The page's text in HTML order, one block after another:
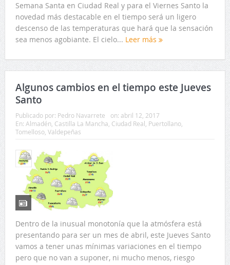
Semana Santa en Ciudad Real y para el Viernes Santo la
novedad más destacable en el tiempo será un ligero
descenso de las temperaturas que hará que la sensación
sea menos agobiante. El cielo... Leer más
Algunos cambios en el tiempo este Jueves
Santo
Publicado por: Pedro Navarrete on: abril 12, 2017
En: Almadén Castilla La Mancha Ciudad Real Puertollano,
Tomelloso, Valdepeñas
Dentro de la inusual monotonía que la atmósfera está
presentando para ser un mes de abril, este Jueves Santo
vamos a tener unas mínimas variaciones en el tiempo
pero que no van a suponer, ni mucho menos, riesgo